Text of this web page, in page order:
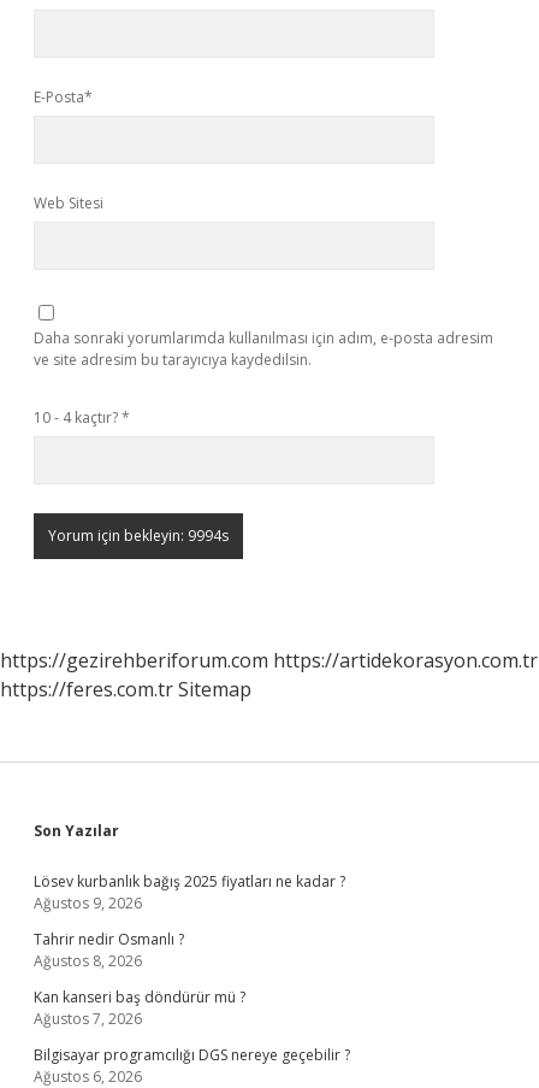
E-Posta*
Web Sitesi
Daha sonraki yorumlarımda kullanılması için adım, e-posta adresim
ve site adresim bu tarayıcıya kaydedilsin.
10 - 4 kaçtır?*
https://gezirehberiforum.com https://artidekorasyon.com.tr
https://feres.com.trSitemap
Sidebar
Son Yazılar
Lösev kurbanlık bağış 2025 fiyatları ne kadar ?
Ağustos 9, 2026
Tahrir nedir Osmanlı ?
Ağustos 8, 2026
Kan kanseri baş döndürür mü ?
Ağustos 7, 2026
Bilgisayar programcılığı DGS nereye geçebilir ?
Ağustos 6, 2026